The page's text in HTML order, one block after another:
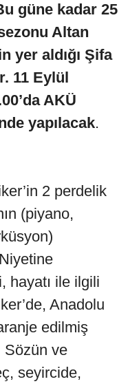
güne kadar 25
Altan
yer aldığı Şifa
11 Eylül
AKÜ
yapılacak.
2 perdelik
(piyano,
hayatı ile ilgili
Anadolu
edilmiş
Sözün ve
seyircide,